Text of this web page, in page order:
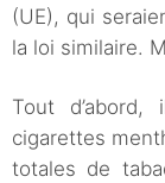
(UE), qui
la loi similaire.
Tout
cigarettes
totales de